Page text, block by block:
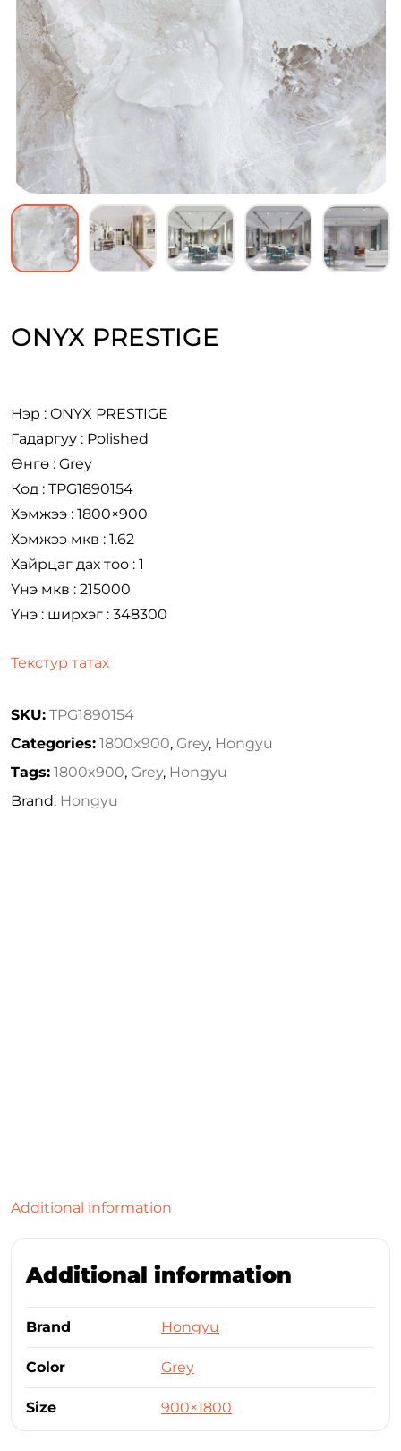
ONYX PRESTIGE
Нэр : ONYX PRESTIGE
Гадаргуу : Polished
Өнгө : Grey
Код : TPG1890154
Хэмжээ : 1800×900
Хэмжээ мкв : 1.62
Хайрцаг дах тоо : 1
Үнэ мкв : 215000
Үнэ : ширхэг : 348300
Текстур татах
SKU: TPG1890154
Categories: 1800x900, Grey, Hongyu
Tags: 1800x900, Grey, Hongyu
Brand: Hongyu
Additional information
Additional information
Brand Hongyu
Color Grey
Size 900×1800